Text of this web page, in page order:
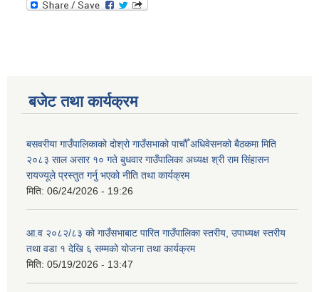
बजेट तथा कार्यक्रम
बसवरीया गाउँपालिकाको दोश्रो गाउँसभाको पाचौँ अधिवेसनको बैठकमा मिति
२०८३ साल असार १० गते बुधवार गाउँपालिका अध्यक्ष श्री राम सिंहासन
रायज्यूले प्रस्तुत गर्नु भएको नीति तथा कार्यक्रम
मिति: 06/24/2026 - 19:26
आ.व २०८२/८३ को गाउँसभाबाट पारित गाउँपालिका स्तरीय, उपाध्यक्ष स्तरीय
तथा वडा १ देखि ६ सम्मको योजना तथा कार्यक्रम
मिति: 05/19/2026 - 13:47